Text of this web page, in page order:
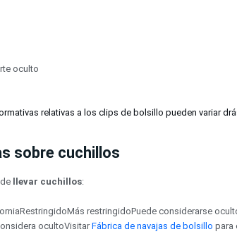
oculto
relativas a los clips de bolsillo pueden variar
sobre cuchillos
llevar cuchillos:
restringidoPuede considerarse
ocultoVisitarFábrica de navajas de bolsillo para